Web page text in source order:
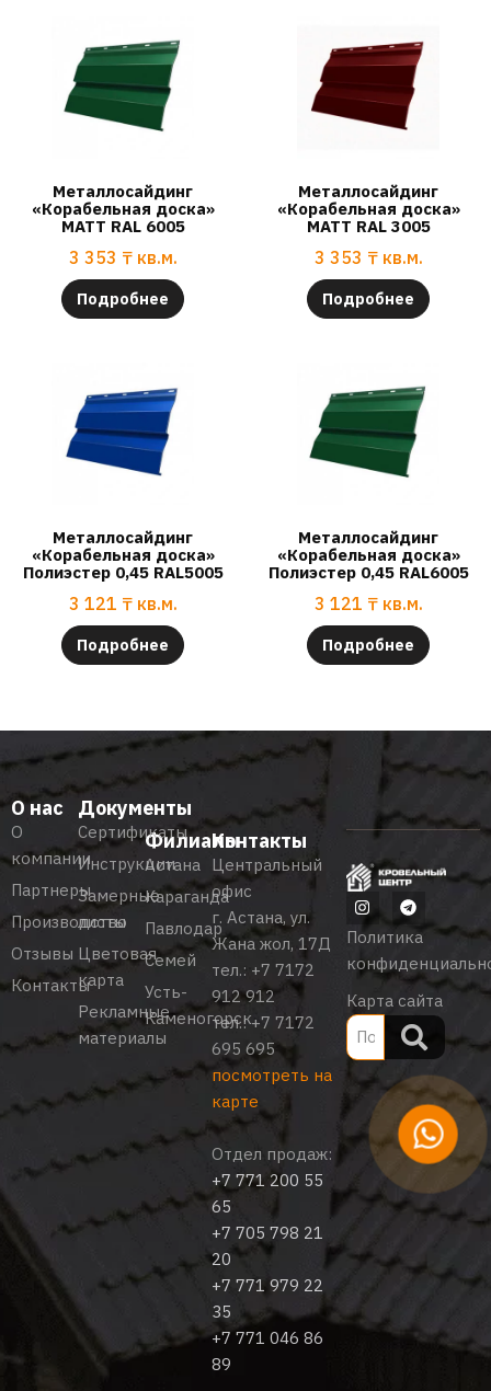
Металлосайдинг
«Корабельная доска»
МАТТ RAL 6005
3 353 ₸ кв.м.
Подробнее
Металлосайдинг
«Корабельная доска»
МАТТ RAL 3005
3 353 ₸ кв.м.
Подробнее
Металлосайдинг
«Корабельная доска»
Полиэстер 0,45 RAL5005
3 121 ₸ кв.м.
Подробнее
Металлосайдинг
«Корабельная доска»
Полиэстер 0,45 RAL6005
3 121 ₸ кв.м.
Подробнее
О нас
О
компании
Партнеры
Производство
Отзывы
Контакты
Документы
Сертификаты
Инструкции
Замерные
листы
Цветовая
карта
Рекламные
материалы
Филиалы
Астана
Караганда
Павлодар
Семей
Усть-
Каменогорск
Контакты
Центральный
офис
г. Астана, ул.
Жана жол, 17Д
тел.: +7 7172
912 912
тел.:+7 7172
695 695
посмотреть на
карте
Отдел продаж:
+7 771 200 55
65
+7 705 798 21
20
+7 771 979 22
35
+7 771 046 86
89
Политика
Карта сайта